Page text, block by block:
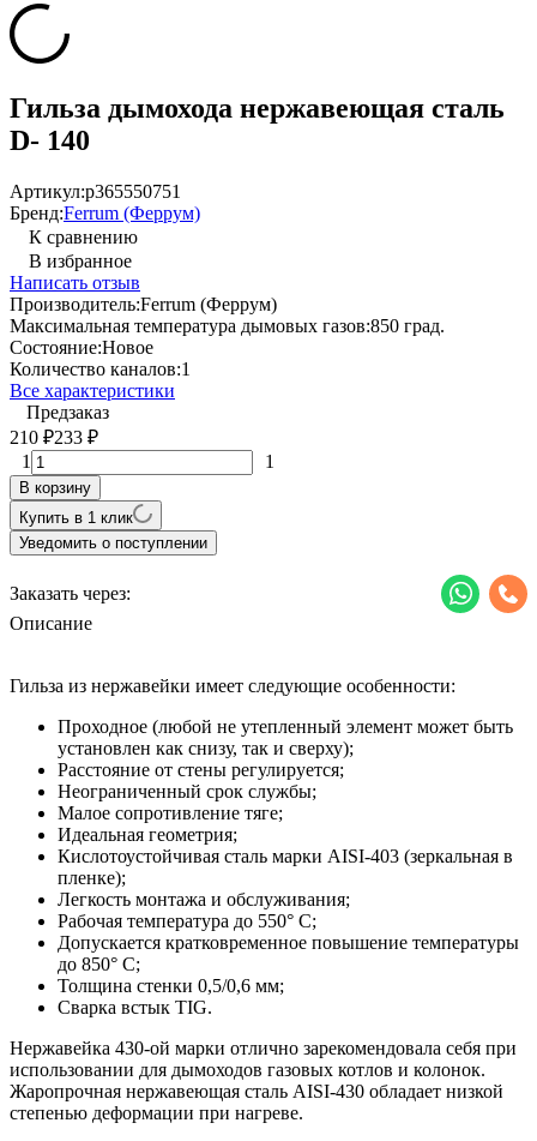
Гильза дымохода нержавеющая сталь
D- 140
Артикул:p365550751
Бренд:Ferrum (Феррум)
К сравнению
В избранное
Написать отзыв
Производитель:Ferrum (Феррум)
Максимальная температура дымовых газов:850 град.
Состояние:Новое
Количество каналов:1
Все характеристики
Предзаказ
210 ₽233 ₽
1 1
В корзину
Купить в 1 клик
Уведомить о поступлении
Заказать через:
Описание
Гильза из нержавейки имеет следующие особенности:
Проходное (любой не утепленный элемент может быть
установлен как снизу, так и сверху);
Расстояние от стены регулируется;
Неограниченный срок службы;
Малое сопротивление тяге;
Идеальная геометрия;
Кислотоустойчивая сталь марки AISI-403 (зеркальная в
пленке);
Легкость монтажа и обслуживания;
Рабочая температура до 550° С;
Допускается кратковременное повышение температуры
до 850° С;
Толщина стенки 0,5/0,6 мм;
Сварка встык TIG.
Нержавейка 430-ой марки отлично зарекомендовала себя при
использовании для дымоходов газовых котлов и колонок.
Жаропрочная нержавеющая сталь AISI-430 обладает низкой
степенью деформации при нагреве.